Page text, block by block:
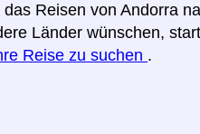
Reisen von Andorra
Länder wünschen,
Reise zu suchen .